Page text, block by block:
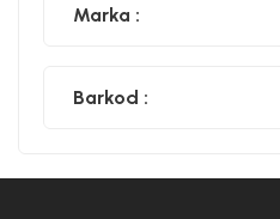
Marka :
Barkod :